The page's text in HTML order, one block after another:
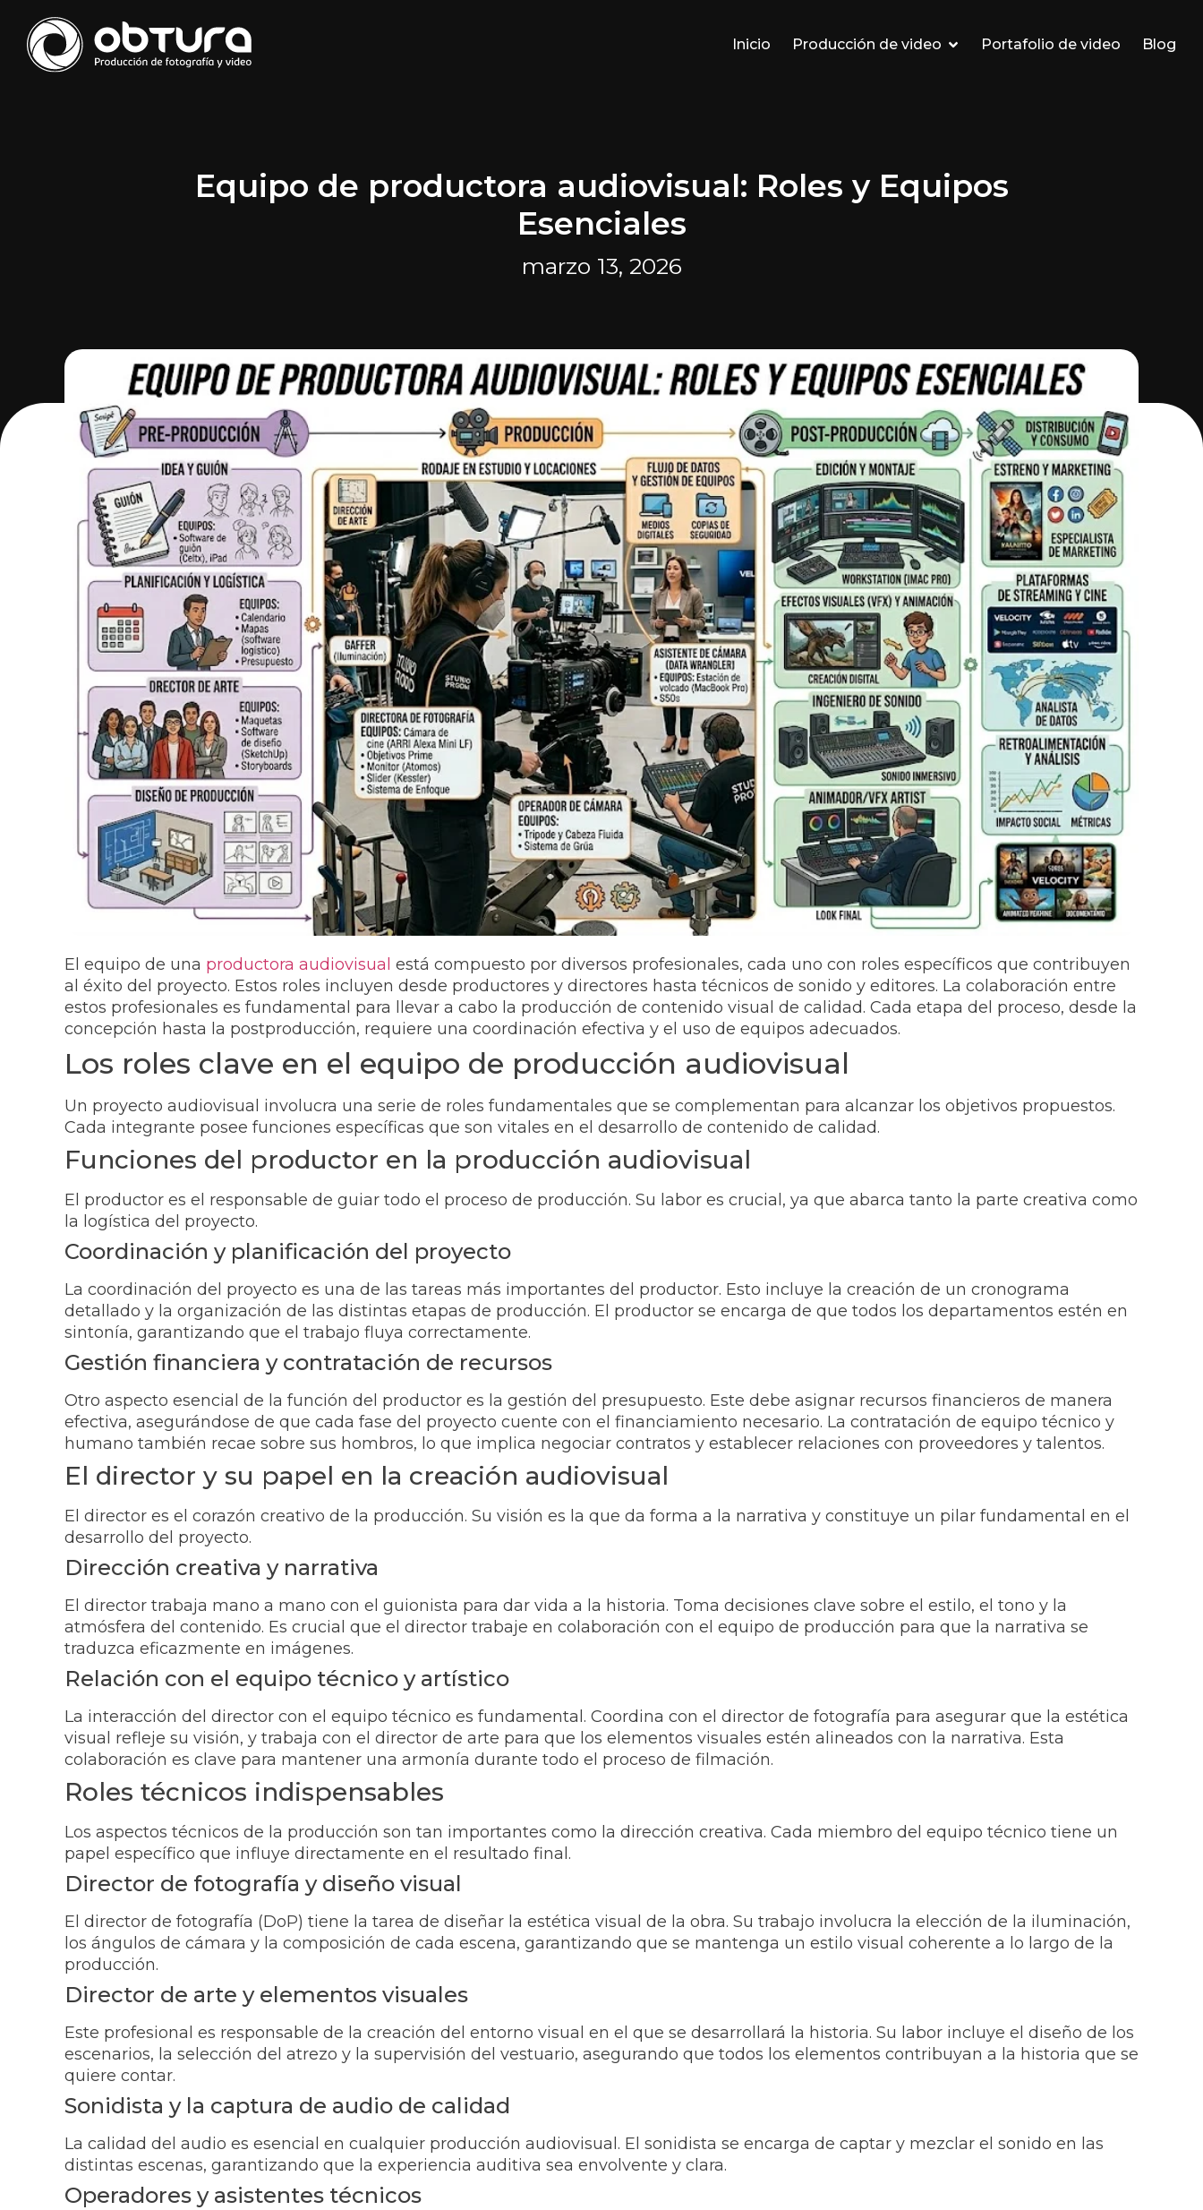
Inicio Producción de video Portafolio de video Blog
Equipo de productora audiovisual: Roles y Equipos
Esenciales
marzo 13, 2026
El equipo de una productora audiovisual está compuesto por diversos profesionales, cada uno con roles específicos que contribuyen
al éxito del proyecto. Estos roles incluyen desde productores y directores hasta técnicos de sonido y editores. La colaboración entre
estos profesionales es fundamental para llevar a cabo la producción de contenido visual de calidad. Cada etapa del proceso, desde la
concepción hasta la postproducción, requiere una coordinación efectiva y el uso de equipos adecuados.
Los roles clave en el equipo de producción audiovisual
Un proyecto audiovisual involucra una serie de roles fundamentales que se complementan para alcanzar los objetivos propuestos.
Cada integrante posee funciones específicas que son vitales en el desarrollo de contenido de calidad.
Funciones del productor en la producción audiovisual
El productor es el responsable de guiar todo el proceso de producción. Su labor es crucial, ya que abarca tanto la parte creativa como
la logística del proyecto.
Coordinación y planificación del proyecto
La coordinación del proyecto es una de las tareas más importantes del productor. Esto incluye la creación de un cronograma
detallado y la organización de las distintas etapas de producción. El productor se encarga de que todos los departamentos estén en
sintonía, garantizando que el trabajo fluya correctamente.
Gestión financiera y contratación de recursos
Otro aspecto esencial de la función del productor es la gestión del presupuesto. Este debe asignar recursos financieros de manera
efectiva, asegurándose de que cada fase del proyecto cuente con el financiamiento necesario. La contratación de equipo técnico y
humano también recae sobre sus hombros, lo que implica negociar contratos y establecer relaciones con proveedores y talentos.
El director y su papel en la creación audiovisual
El director es el corazón creativo de la producción. Su visión es la que da forma a la narrativa y constituye un pilar fundamental en el
desarrollo del proyecto.
Dirección creativa y narrativa
El director trabaja mano a mano con el guionista para dar vida a la historia. Toma decisiones clave sobre el estilo, el tono y la
atmósfera del contenido. Es crucial que el director trabaje en colaboración con el equipo de producción para que la narrativa se
traduzca eficazmente en imágenes.
Relación con el equipo técnico y artístico
La interacción del director con el equipo técnico es fundamental. Coordina con el director de fotografía para asegurar que la estética
visual refleje su visión, y trabaja con el director de arte para que los elementos visuales estén alineados con la narrativa. Esta
colaboración es clave para mantener una armonía durante todo el proceso de filmación.
Roles técnicos indispensables
Los aspectos técnicos de la producción son tan importantes como la dirección creativa. Cada miembro del equipo técnico tiene un
papel específico que influye directamente en el resultado final.
Director de fotografía y diseño visual
El director de fotografía (DoP) tiene la tarea de diseñar la estética visual de la obra. Su trabajo involucra la elección de la iluminación,
los ángulos de cámara y la composición de cada escena, garantizando que se mantenga un estilo visual coherente a lo largo de la
producción.
Director de arte y elementos visuales
Este profesional es responsable de la creación del entorno visual en el que se desarrollará la historia. Su labor incluye el diseño de los
escenarios, la selección del atrezo y la supervisión del vestuario, asegurando que todos los elementos contribuyan a la historia que se
quiere contar.
Sonidista y la captura de audio de calidad
La calidad del audio es esencial en cualquier producción audiovisual. El sonidista se encarga de captar y mezclar el sonido en las
distintas escenas, garantizando que la experiencia auditiva sea envolvente y clara.
Operadores y asistentes técnicos